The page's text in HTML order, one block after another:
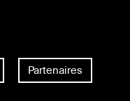
Partenaires